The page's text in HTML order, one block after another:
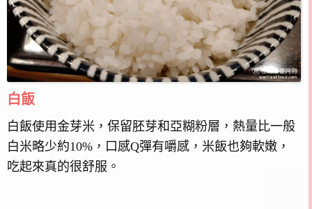
白飯
白飯使用金芽米，保留胚芽和亞糊粉層，熱量比一般
白米略少約10%，口感Q彈有嚼感，米飯也夠軟嫩，
吃起來真的很舒服。